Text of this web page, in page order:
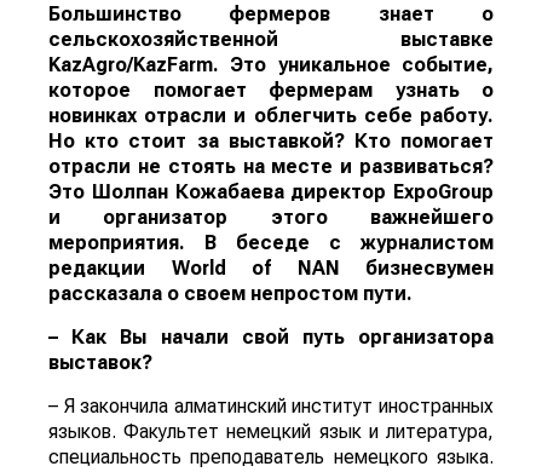
Большинство фермеров знает о
сельскохозяйственной выставке
KazAgro/KazFarm. Это уникальное событие,
которое помогает фермерам узнать о
новинках отрасли и облегчить себе работу.
Но кто стоит за выставкой? Кто помогает
отрасли не стоять на месте и развиваться?
Это Шолпан Кожабаева директор ExpoGroup
и организатор этого важнейшего
мероприятия. В беседе с журналистом
редакции World of NAN бизнесвумен
рассказала о своем непростом пути.
– Как Вы начали свой путь организатора
выставок?
– Я закончила алматинский институт иностранных
языков. Факультет немецкий язык и литература,
специальность преподаватель немецкого языка.